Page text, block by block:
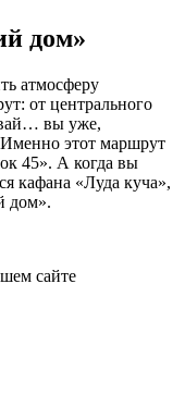
дом»
атмосферу
от центрального
вы уже,
этот маршрут
45». А когда вы
кафана «Луда куча»,
дом».
сайте